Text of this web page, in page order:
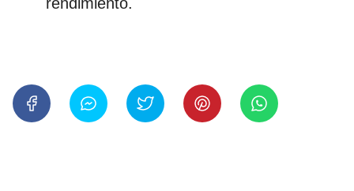
rendimiento.